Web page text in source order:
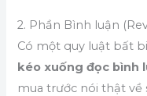
2. Phần Bình luận
Có một quy luật bất
kéo xuống đọc bình
mua trước nói thật về